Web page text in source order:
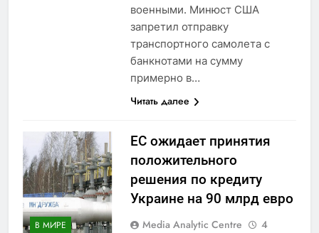
военными. Минюст США
запретил отправку
транспортного самолета с
банкнотами на сумму
примерно в…
Читать далее
В МИРЕ
ЕС ожидает принятия
положительного
решения по кредиту
Украине на 90 млрд евро
Media Analytic Centre
4